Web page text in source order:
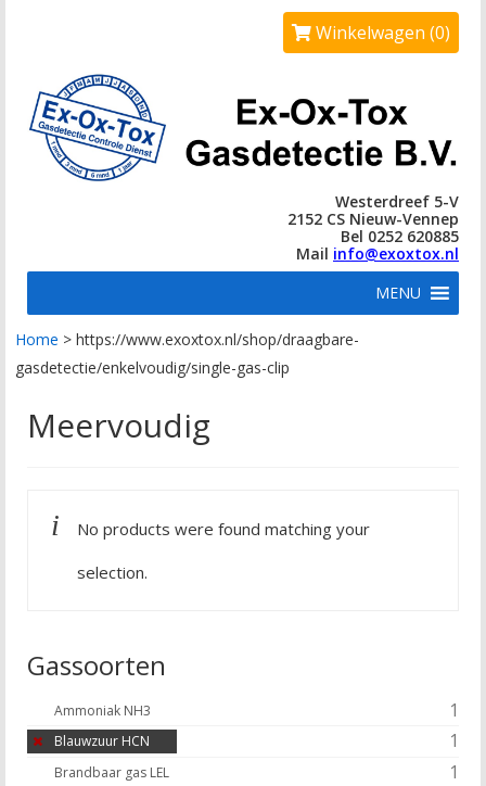
Winkelwagen (0)
Westerdreef 5-V
2152 CS Nieuw-Vennep
Bel 0252 620885
Mail info@exoxtox.nl
MENU
Home > https://www.exoxtox.nl/shop/draagbare-
gasdetectie/enkelvoudig/single-gas-clip
Meervoudig
No products were found matching your
selection.
Gassoorten
Ammoniak NH3 1
Blauwzuur HCN 1
Brandbaar gas LEL 1